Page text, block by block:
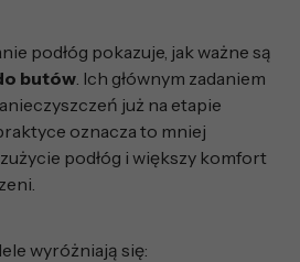
podłóg pokazuje, jak ważne są
butów . Ich głównym zadaniem
już na etapie
oznacza to mniej
podłóg i większy komfort
wyróżniają się: